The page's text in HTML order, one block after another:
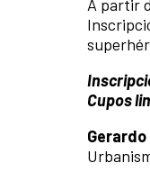
A partir
Cupos
Gerardo